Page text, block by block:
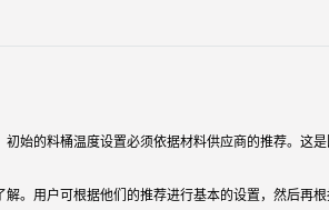
初始的料桶温度设置必须依据材料供应商的推荐。这
解。用户可根据他们的推荐进行基本的设置，然后再根